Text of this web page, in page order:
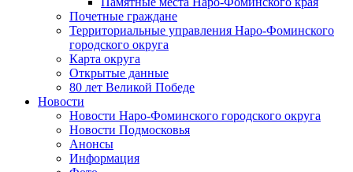
Почетные граждане
Территориальные управления Наро-Фоминского
городского округа
Карта округа
Открытые данные
80 лет Великой Победе
Новости
Новости Наро-Фоминского городского округа
Новости Подмосковья
Анонсы
Информация